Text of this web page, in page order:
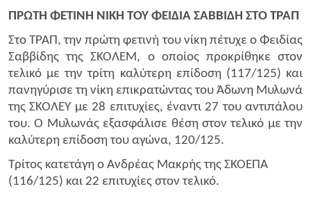
ΠΡΩΤΗ ΦΕΤΙΝΗ ΝΙΚΗ ΤΟΥ ΦΕΙΔΙΑ ΣΑΒΒΙΔΗ ΣΤΟ ΤΡΑΠ
Στο ΤΡΑΠ, την πρώτη φετινή του νίκη πέτυχε ο Φειδίας
Σαββίδης της ΣΚΟΛΕΜ, ο οποίος προκρίθηκε στον
τελικό με την τρίτη καλύτερη επίδοση (117/125) και
πανηγύρισε τη νίκη επικρατώντας του Άδωνη Μυλωνά
της ΣΚΟΛΕΥ με 28 επιτυχίες, έναντι 27 του αντιπάλου
του. Ο Μυλωνάς εξασφάλισε θέση στον τελικό με την
καλύτερη επίδοση του αγώνα, 120/125.
Τρίτος κατετάγη ο Ανδρέας Μακρής της ΣΚΟΕΠΑ
(116/125) και 22 επιτυχίες στον τελικό.